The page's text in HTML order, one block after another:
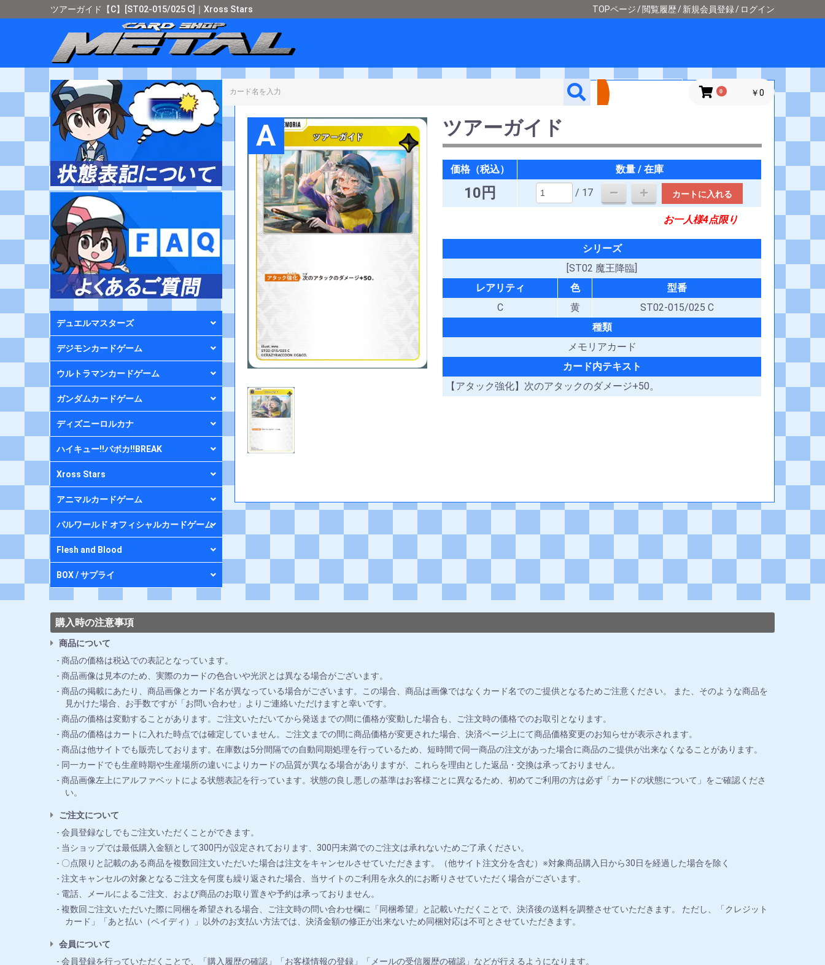
ツアーガイド【C】[ST02-015/025 C]｜Xross Stars TOPページ 閲覧履歴 新規会員登録 ログイン
0 ￥0
デュエルマスターズ
デジモンカードゲーム
ウルトラマンカードゲーム
ガンダムカードゲーム
ディズニーロルカナ
ハイキュー!!バボカ!!BREAK
Xross Stars
アニマルカードゲーム
パルワールド オフィシャルカードゲーム
Flesh and Blood
BOX / サプライ
A ツアーガイド
価格（税込） 数量 / 在庫
10円 / 17 カートに入れる
お一人様4点限り
シリーズ
[ST02 魔王降臨]
レアリティ
色
型番
C
黄
ST02-015/025 C
種類
メモリアカード
カード内テキスト
【アタック強化】次のアタックのダメージ+50。
購入時の注意事項
商品について
商品の価格は税込での表記となっています。
商品画像は見本のため、実際のカードの色合いや光沢とは異なる場合がございます。
商品の掲載にあたり、商品画像とカード名が異なっている場合がございます。この場合、商品は画像ではなくカード名でのご提供となるためご注意ください。 また、そのような商品を
見かけた場合、お手数ですが「お問い合わせ」よりご連絡いただけますと幸いです。
商品の価格は変動することがあります。ご注文いただいてから発送までの間に価格が変動した場合も、ご注文時の価格でのお取引となります。
商品の価格はカートに入れた時点では確定していません。ご注文までの間に商品価格が変更された場合、決済ページ上にて商品価格変更のお知らせが表示されます。
商品は他サイトでも販売しております。在庫数は5分間隔での自動同期処理を行っているため、短時間で同一商品の注文があった場合に商品のご提供が出来なくなることがあります。
同一カードでも生産時期や生産場所の違いによりカードの品質が異なる場合がありますが、これらを理由とした返品・交換は承っておりません。
商品画像左上にアルファベットによる状態表記を行っています。状態の良し悪しの基準はお客様ごとに異なるため、初めてご利用の方は必ず「カードの状態について」をご確認くださ
い。
ご注文について
会員登録なしでもご注文いただくことができます。
当ショップでは最低購入金額として300円が設定されております、300円未満でのご注文は承れないためご了承ください。
〇点限りと記載のある商品を複数回注文いただいた場合は注文をキャンセルさせていただきます。（他サイト注文分を含む）※対象商品購入日から30日を経過した場合を除く
注文キャンセルの対象となるご注文を何度も繰り返された場合、当サイトのご利用を永久的にお断りさせていただく場合がございます。
電話、メールによるご注文、および商品のお取り置きや予約は承っておりません。
複数回ご注文いただいた際に同梱を希望される場合、ご注文時の問い合わせ欄に「同梱希望」と記載いただくことで、決済後の送料を調整させていただきます。 ただし、「クレジット
カード」「あと払い（ペイディ）」以外のお支払い方法では、決済金額の修正が出来ないため同梱対応は不可とさせていただきます。
会員について
会員登録を行っていただくことで、「購入履歴の確認」「お客様情報の登録」「メールの受信履歴の確認」などが行えるようになります。